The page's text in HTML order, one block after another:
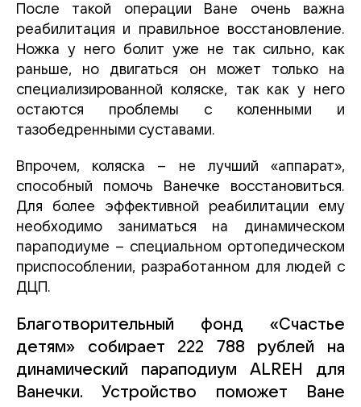
После такой операции Ване очень важна
реабилитация и правильное восстановление.
Ножка у него болит уже не так сильно, как
раньше, но двигаться он может только на
специализированной коляске, так как у него
остаются проблемы с коленными и
тазобедренными суставами.
Впрочем, коляска – не лучший «аппарат»,
способный помочь Ванечке восстановиться.
Для более эффективной реабилитации ему
необходимо заниматься на динамическом
параподиуме – специальном ортопедическом
приспособлении, разработанном для людей с
ДЦП.
Благотворительный фонд «Счастье
детям» собирает 222 788 рублей на
динамический параподиум ALREH для
Ванечки. Устройство поможет Ване